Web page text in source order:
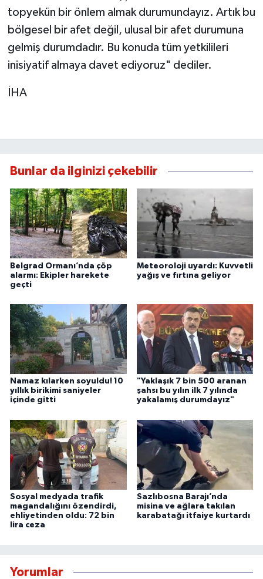
topyekün bir önlem almak durumundayız. Artık bu
bölgesel bir afet değil, ulusal bir afet durumuna
gelmiş durumdadır. Bu konuda tüm yetkilileri
inisiyatif almaya davet ediyoruz" dediler.
İHA
Bunlar da ilginizi çekebilir
Belgrad Ormanı’nda çöp
alarmı: Ekipler harekete
geçti
Meteoroloji uyardı: Kuvvetli
yağış ve fırtına geliyor
Namaz kılarken soyuldu! 10
yıllık birikimi saniyeler
içinde gitti
"Yaklaşık 7 bin 500 aranan
şahsı bu yılın ilk 7 yılında
yakalamış durumdayız"
Sosyal medyada trafik
magandalığını özendirdi,
ehliyetinden oldu: 72 bin
lira ceza
Sazlıbosna Barajı’nda
misina ve ağlara takılan
karabatağı itfaiye kurtardı
Yorumlar